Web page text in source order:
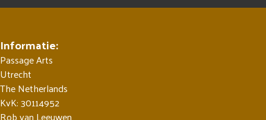
Informatie:
Passage Arts
Utrecht
The Netherlands
KvK: 30114952